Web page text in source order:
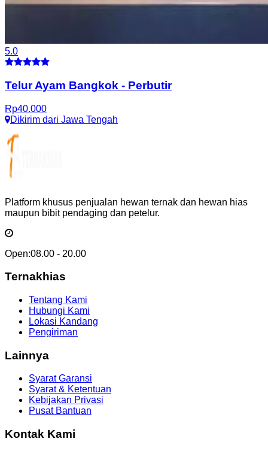
5.0
Telur Ayam Bangkok - Perbutir
Rp40.000
Dikirim dari Jawa Tengah
Platform khusus penjualan hewan ternak dan hewan hias
maupun bibit pendaging dan petelur.
Open:08.00 - 20.00
Ternakhias
Tentang Kami
Hubungi Kami
Lokasi Kandang
Pengiriman
Lainnya
Syarat Garansi
Syarat & Ketentuan
Kebijakan Privasi
Pusat Bantuan
Kontak Kami